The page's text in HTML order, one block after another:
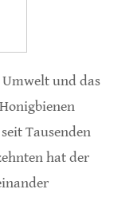
Umwelt und das
Tausenden
hat der